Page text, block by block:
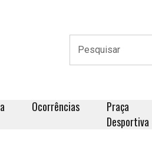
Ocorrências
Praça
Desportiva